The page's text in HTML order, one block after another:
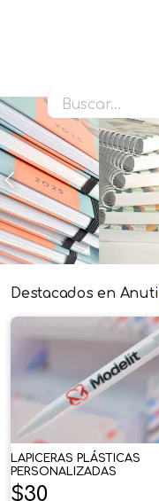
Anterior
Destacados en Anuti
LAPICERAS PLÁSTICAS
PERSONALIZADAS
$30